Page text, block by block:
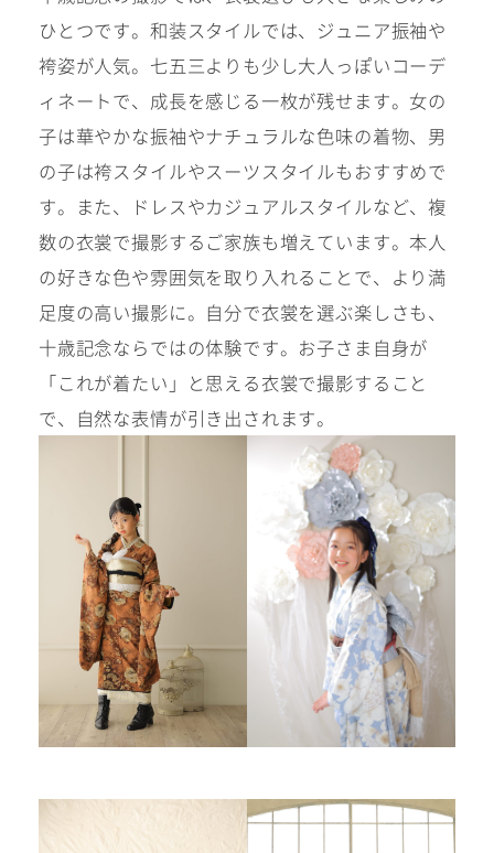
ひとつです。和装スタイルでは、ジュニア振袖や
袴姿が人気。七五三よりも少し大人っぽいコーデ
ィネートで、成長を感じる一枚が残せます。女の
子は華やかな振袖やナチュラルな色味の着物、男
の子は袴スタイルやスーツスタイルもおすすめで
す。また、ドレスやカジュアルスタイルなど、複
数の衣裳で撮影するご家族も増えています。本人
の好きな色や雰囲気を取り入れることで、より満
足度の高い撮影に。自分で衣裳を選ぶ楽しさも、
十歳記念ならではの体験です。お子さま自身が
「これが着たい」と思える衣裳で撮影すること
で、自然な表情が引き出されます。